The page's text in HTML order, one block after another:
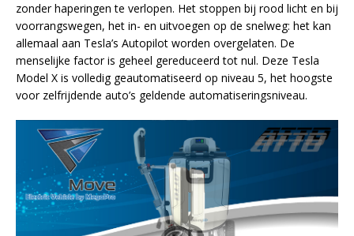
zonder haperingen te verlopen. Het stoppen bij rood licht en bij
voorrangswegen, het in- en uitvoegen op de snelweg: het kan
allemaal aan Tesla’s Autopilot worden overgelaten. De
menselijke factor is geheel gereduceerd tot nul. Deze Tesla
Model X is volledig geautomatiseerd op niveau 5, het hoogste
voor zelfrijdende auto’s geldende automatiseringsniveau.